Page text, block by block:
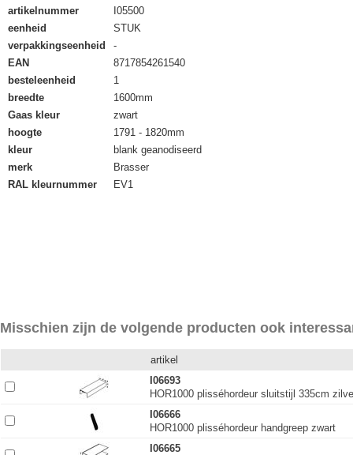
artikelnummer
I05500
eenheid
STUK
verpakkingseenheid
-
EAN
8717854261540
besteleenheid
1
breedte
1600mm
Gaas kleur
zwart
hoogte
1791 - 1820mm
kleur
blank geanodiseerd
merk
Brasser
RAL kleurnummer
EV1
Misschien zijn de volgende producten ook
artikel
I06693
HOR1000 plisséhordeur sluitstijl 335cm
I06666
HOR1000 plisséhordeur handgreep zwart
I06665